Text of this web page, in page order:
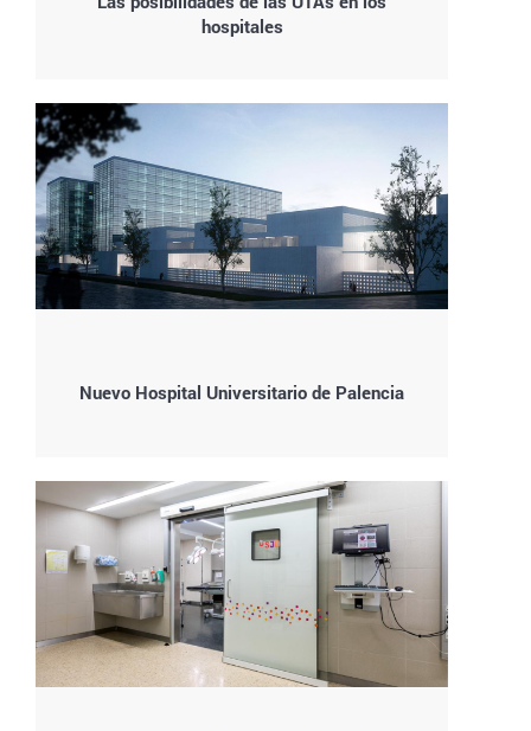
hospitales
Nuevo Hospital Universitario de Palencia